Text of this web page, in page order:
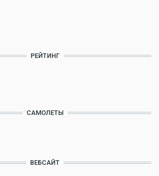
РЕЙТИНГ
САМОЛЕТЫ
ВЕБСАЙТ